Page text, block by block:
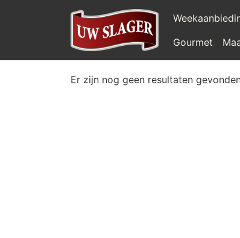
Gourmet
Er zijn nog geen resultaten